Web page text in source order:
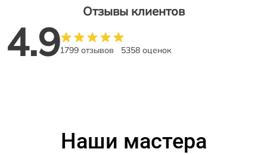
Отзывы клиентов
4.91799 отзывов 5358 оценок
Наши мастера